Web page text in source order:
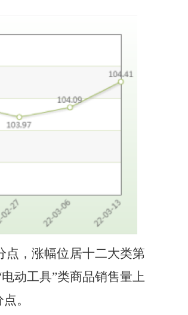
点，涨幅位居十二大类第
电动工具”类商品销售量上
。